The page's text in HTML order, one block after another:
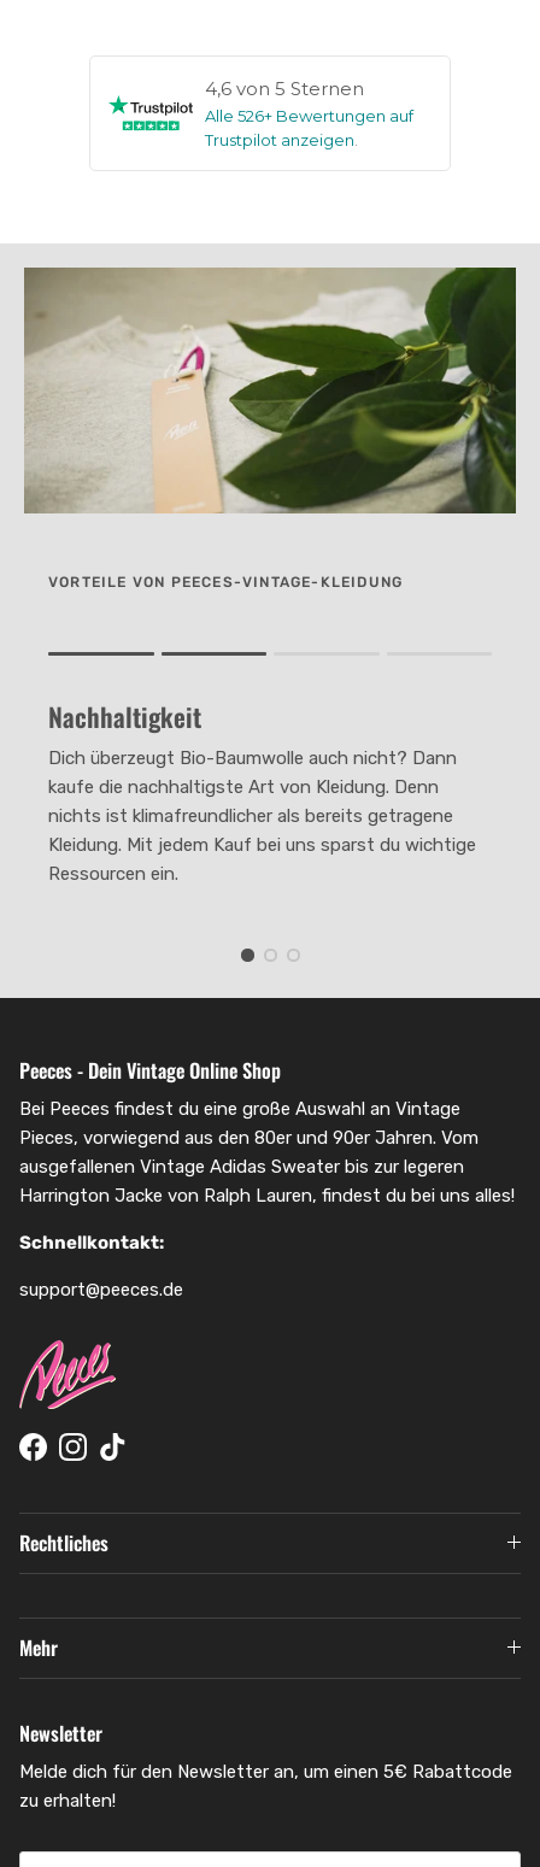
4,6 von 5 Sternen
Alle 526+ Bewertungen auf
Trustpilot anzeigen
VORTEILE VON PEECES-VINTAGE-KLEIDUNG
The rating of this product for "" is 2.
Nachhaltigkeit
Dich überzeugt Bio-Baumwolle auch nicht? Dann
kaufe die nachhaltigste Art von Kleidung. Denn
nichts ist klimafreundlicher als bereits getragene
Kleidung. Mit jedem Kauf bei uns sparst du wichtige
Ressourcen ein.
Peeces - Dein Vintage Online Shop
Bei Peeces findest du eine große Auswahl an Vintage
Pieces, vorwiegend aus den 80er und 90er Jahren. Vom
ausgefallenen Vintage Adidas Sweater bis zur legeren
Harrington Jacke von Ralph Lauren, findest du bei uns alles!
Schnellkontakt:
support@peeces.de
Facebook
Instagram
TikTok
Rechtliches
Mehr
Newsletter
Melde dich für den Newsletter an, um einen 5€ Rabattcode
zu erhalten!